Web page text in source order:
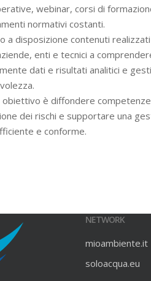
webinar, corsi di
normativi costanti.
a disposizione contenuti
enti e tecnici a
dati e risultati analitici e
è diffondere
dei rischi e supportare una
e conforme.
NETWORK
mioambiente.it
soloacqua.eu